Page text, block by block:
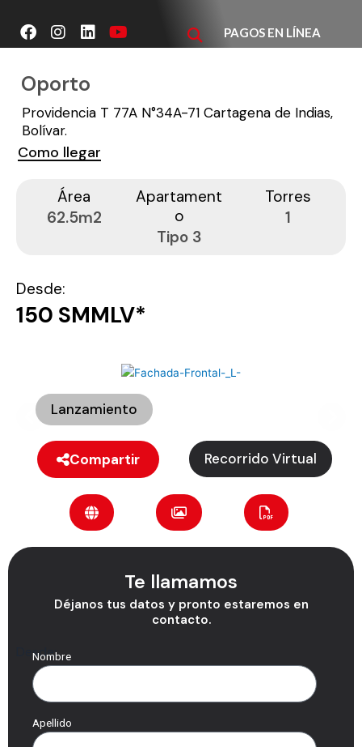
contenido
F
a
e
b
o
o
k
I
n
t
a
g
r
a
m
L
i
k
e
d
Y
o
b
PAGOS EN LÍNEA
Oporto
Providencia T 77A N°34A-71 Cartagena de Indias,
Bolívar.
Como llegar
Área
62.5m2
Apartament
o
Tipo 3
Torres
1
Desde:
150 SMMLV*
Lanzamiento
Compartir Recorrido Virtual
Te llamamos
Déjanos tus datos y pronto estaremos en
contacto.
Desde:
Nombre
Apellido